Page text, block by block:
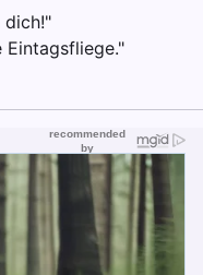
dich!"
Eintagsfliege."